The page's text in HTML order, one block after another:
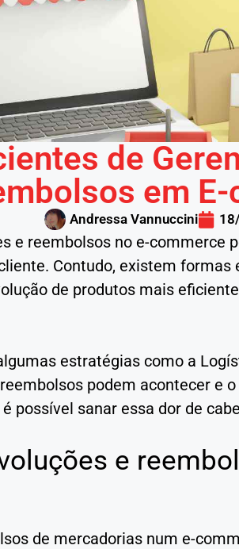
de
em
Andressa Vannuccini
e reembolsos no e-commerce
Contudo, existem
de produtos mais
estratégias como a
podem acontecer e
possível sanar essa dor de
e
de mercadorias num e-